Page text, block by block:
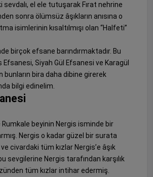
sevdalı, el ele tutuşarak Fırat nehrine
sonra ölümsüz âşıkların anısına o
isimlerinin kısaltılmışı olan “Halfeti”
birçok efsane barındırmaktadır. Bu
Siyah Gül Efsanesi ve Karagül
bunların bira daha dibine girerek
bilgi edinelim.
Rumkale beyinin Nergis isminde bir
Nergis o kadar güzel bir surata
civardaki tüm kızlar Nergis’e âşık
sevgilerine Nergis tarafından karşılık
tüm kızlar intihar edermiş.